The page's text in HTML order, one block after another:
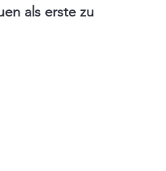
als erste zu